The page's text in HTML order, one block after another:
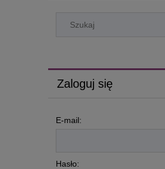
Zaloguj się
E-mail:
Hasło: